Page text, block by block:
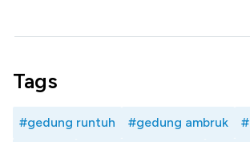
Tags
#gedung runtuh #gedung ambruk